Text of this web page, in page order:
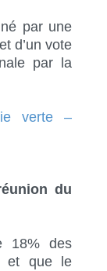
par une
d’un vote
par la
verte –
du
18% des
et que le